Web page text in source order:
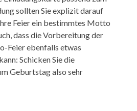
sollten Sie explizit darauf
Feier ein bestimmtes Motto
dass die Vorbereitung der
Feier ebenfalls etwas
Schicken Sie die
Geburtstag also sehr